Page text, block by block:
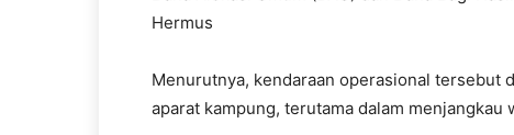
Hermus
Menurutnya, kendaraan operasional tersebut
aparat kampung, terutama dalam